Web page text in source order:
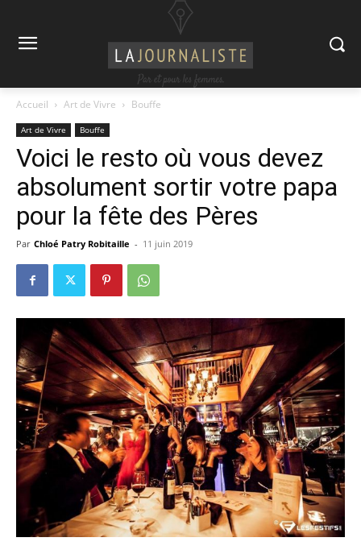
Accueil Art de Vivre Bouffe
Art de Vivre Bouffe
Voici le resto où vous devez
absolument sortir votre papa
pour la fête des Pères
Par Chloé Patry Robitaille - 11 juin 2019